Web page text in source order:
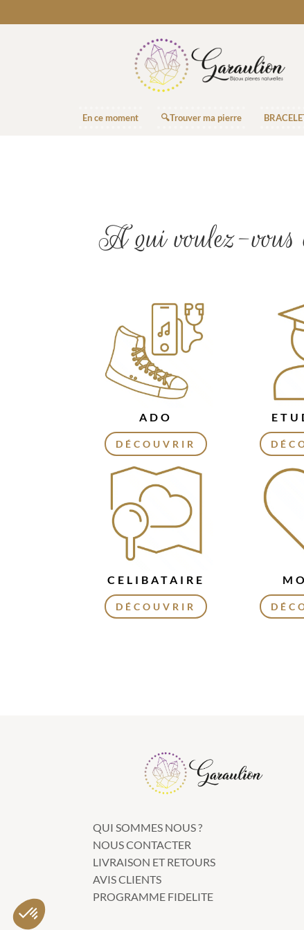
En ce moment 🔍Trouver ma pierre
A qui voulez-
ADO
DÉCOUVRIR
CELIBATAIRE
DÉCOUVRIR
QUI SOMMES NOUS ?
NOUS CONTACTER
LIVRAISON ET RETOURS
AVIS CLIENTS
PROGRAMME FIDELITE
Notre plateforme vous permet d'adapter et de gérer vos